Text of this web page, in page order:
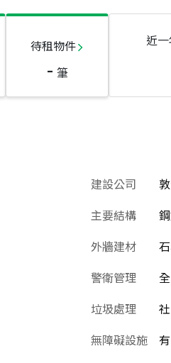
待租物件
- 筆
近
建設公司
主要結構
外牆建材
警衛管理
垃圾處理
無障礙設施